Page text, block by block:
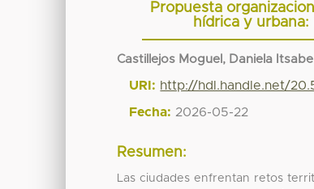
Propuesta
hídrica y
Castillejos Moguel, Daniela Itsabe
URI: http://hdl.handle.net/
Fecha: 2026-05-22
Resumen:
Las ciudades enfrentan retos